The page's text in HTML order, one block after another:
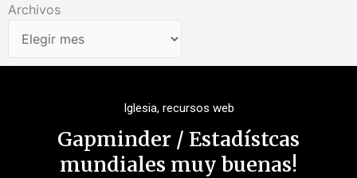
Archivos
Archivos
Iglesia, recursos web
Gapminder / Estadístcas
mundiales muy buenas!